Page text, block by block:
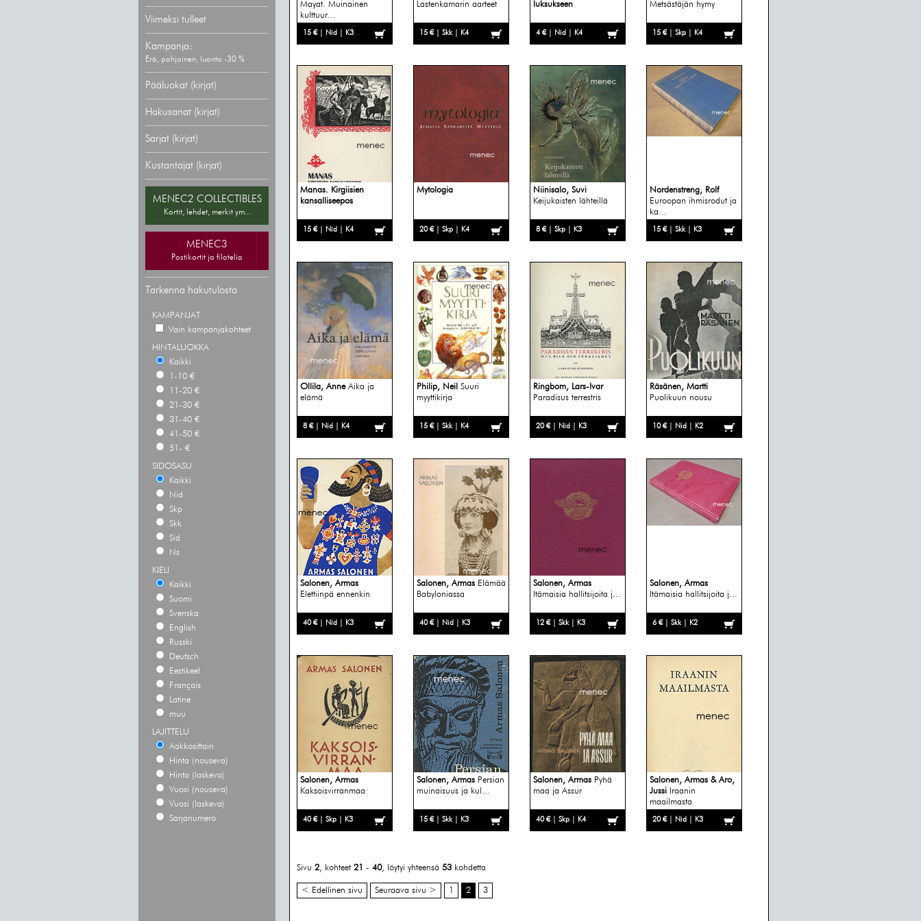
Viimeksi tulleet
Kampanja:
Erä, pohjoinen, luonto -30 %
Pääluokat (kirjat)
Hakusanat (kirjat)
Sarjat (kirjat)
Kustantajat (kirjat)
MENEC2 COLLECTIBLES
Kortit, lehdet, merkit ym...
MENEC3
Postikortit ja filatelia
Tarkenna hakutulosta
KAMPANJAT
Vain kampanjakohteet
HINTALUOKKA
Kaikki
1-10 €
11-20 €
21-30 €
31-40 €
41-50 €
51- €
SIDOSASU
Kaikki
Nid
Skp
Skk
Sid
Ns
KIELI
Kaikki
Suomi
Svenska
English
Russki
Deutsch
Eestikeel
Français
Latine
muu
LAJITTELU
Aakkosittain
Hinta (nouseva)
Hinta (laskeva)
Vuosi (nouseva)
Vuosi (laskeva)
Sarjanumero
Mayat. Muinainen
kulttuur...
15 € | Nid | K3
Lastenkamarin aarteet
15 € | Skk | K4
luksukseen
4 € | Nid | K4
Metsästäjän hymy
15 € | Skp | K4
Manas. Kirgiisien
kansalliseepos
15 € | Nid | K4
Mytologia
20 € | Skp | K4
Niinisalo, Suvi
Keijukaisten lähteillä
8 € | Skp | K3
Nordenstreng, Rolf
Euroopan ihmisrodut ja
ka...
15 € | Skk | K3
Ollila, Anne Aika ja
elämä
8 € | Nid | K4
Philip, Neil Suuri
myyttikirja
15 € | Skk | K4
Ringbom, Lars-Ivar
Paradisus terrestris
20 € | Nid | K3
Räsänen, Martti
Puolikuun nousu
10 € | Nid | K2
Salonen, Armas
Elettiinpä ennenkin
40 € | Nid | K3
Salonen, Armas Elämää
Babyloniassa
40 € | Nid | K3
Salonen, Armas
Itämaisia hallitsijoita j...
12 € | Skk | K3
Salonen, Armas
Itämaisia hallitsijoita j...
6 € | Skk | K2
Salonen, Armas
Kaksoisvirranmaa
40 € | Skp | K3
Salonen, Armas Persian
muinaisuus ja kul...
15 € | Skk | K3
Salonen, Armas Pyhä
maa ja Assur
40 € | Skp | K4
Salonen, Armas & Aro,
Jussi
Iraanin
maailmasta
20 € | Nid | K3
Sivu 2, kohteet 21 - 40, löytyi yhteensä 53 kohdetta
< Edellinen sivu Seuraava sivu > 1 2 3